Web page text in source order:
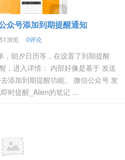
众号添加到期提醒通知
浏览 0评论
，朝夕日历等，在设置了到期提醒
，进入详情： 内部好像是基于 发送
添加到期提醒功能。 微信公众号 发
时提醒_Alien的笔记 ...